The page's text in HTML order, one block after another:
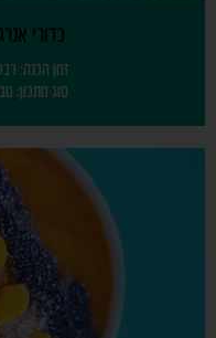
כדורי
זמן הכנה:
סוג מתכון: